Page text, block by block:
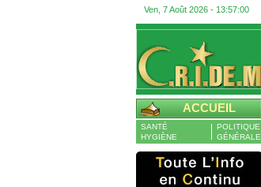
Ven, 7 Août 2026 - 13:57:01
ACCUEIL
SANTÉ
HYGIÈNE
POLITIQUE
GÉNÉRALE